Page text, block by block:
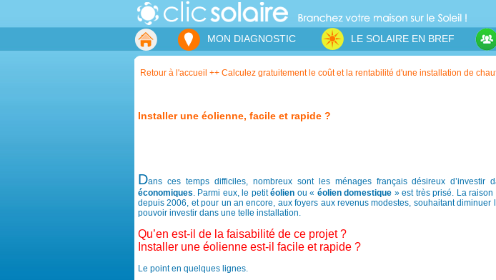
MON DIAGNOSTIC LE SOLAIRE EN BREF
Retour à l'accueil ++ Calculez gratuitement le coût et la rentabilité d'une installation de
Installer une éolienne, facile et rapide ?
Dans ces temps difficiles, nombreux sont les ménages français désireux d’investir
économiques. Parmi eux, le petitéolien ou « éolien domestique » est très prisé. La
depuis 2006, et pour un an encore, aux foyers aux revenus modestes, souhaitant diminuer
pouvoir investir dans une telle installation.
Qu’en est-il de la faisabilité de ce projet ?
Installer une éolienne est-il facile et rapide ?
Le point en quelques lignes.